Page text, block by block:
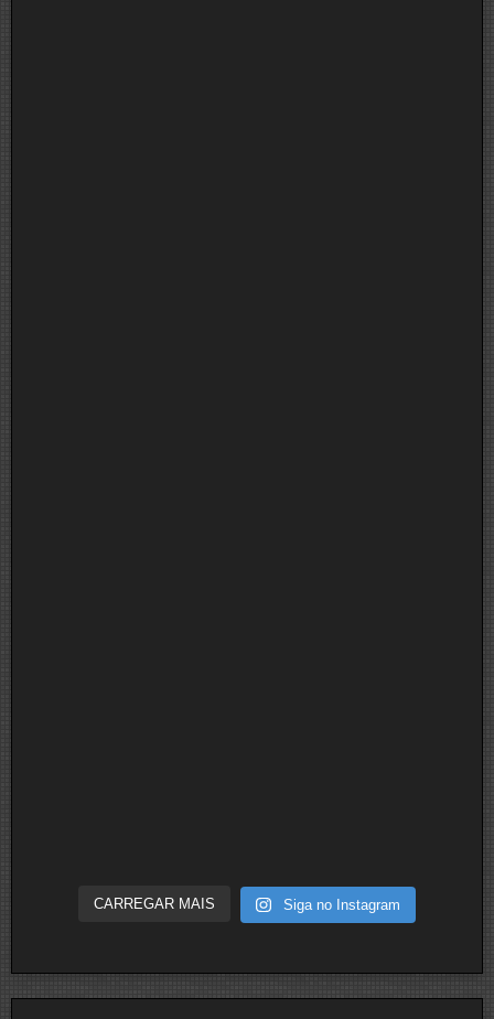
CARREGAR MAIS Siga no Instagram